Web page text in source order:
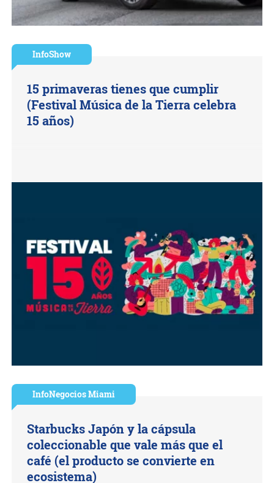
InfoShow
15 primaveras tienes que cumplir
(Festival Música de la Tierra celebra
15 años)
InfoNegocios Miami
Starbucks Japón y la cápsula
coleccionable que vale más que el
café (el producto se convierte en
ecosistema)